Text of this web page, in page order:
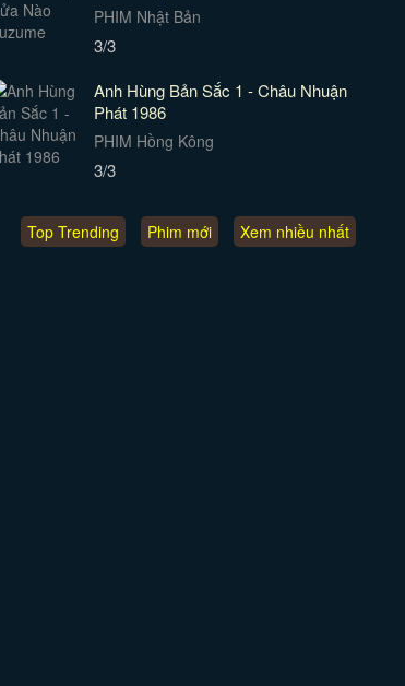
PHIM Nhật Bản
3/3
Anh Hùng Bản Sắc 1 - Châu Nhuận
Phát 1986
PHIM Hồng Kông
3/3
Top Trending Phim mới Xem nhiều nhất